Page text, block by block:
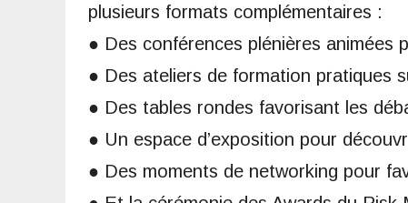
plusieurs formats complémentaires :
● Des conférences plénières animées
● Des ateliers de formation pratiques
● Des tables rondes favorisant les
● Un espace d’exposition pour
● Des moments de networking pour